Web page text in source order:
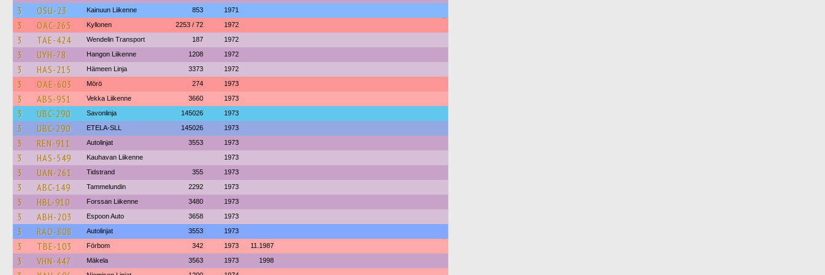
3 OSU-23 Kainuun Liikenne 853 1971
3 OAC-265 Kyllonen 2253 / 72 1972
3 TAE-424 Wendelin Transport 187 1972
3 UYH-78 Hangon Liikenne 1208 1972
3 HAS-215 Hämeen Linja 3373 1972
3 OAE-603 Mörö 274 1973
3 ABS-951 Vekka Liikenne 3660 1973
3 UBC-290 Savonlinja 145026 1973
3 UBC-290 ETELA-SLL 145026 1973
3 REN-911 Autolinjat 3553 1973
3 HAS-549 Kauhavan Liikenne 1973
3 UAN-261 Tidstrand 355 1973
3 ABC-149 Tammelundin 2292 1973
3 HBL-910 Forssan Liikenne 3480 1973
3 ABH-203 Espoon Auto 3658 1973
3 RAO-808 Autolinjat 3553 1973
3 TBE-103 Förbom 342 1973 11.1987
3 VHN-447 Mäkela 3563 1973 1998